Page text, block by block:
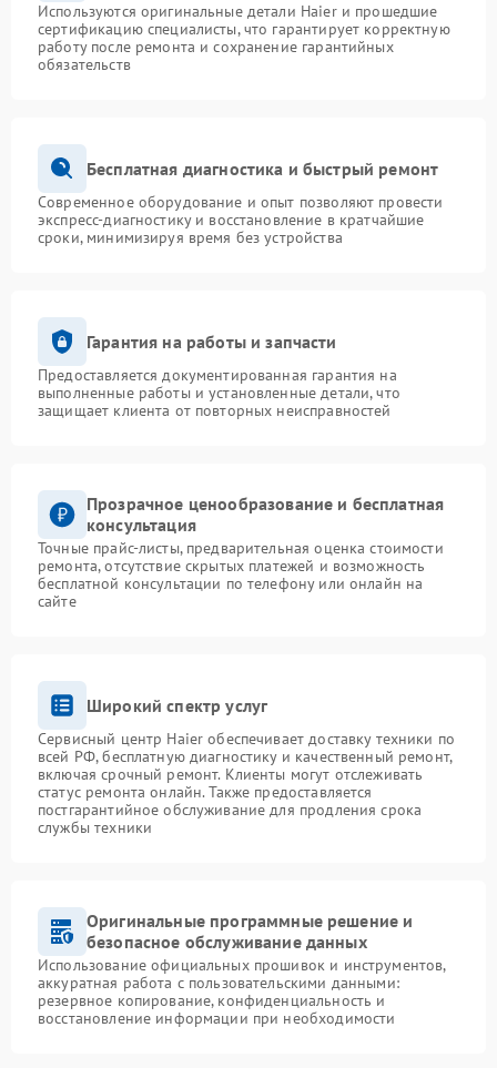
Используются оригинальные детали Haier и прошедшие
сертификацию специалисты, что гарантирует корректную
работу после ремонта и сохранение гарантийных
обязательств
Бесплатная диагностика и быстрый ремонт
Современное оборудование и опыт позволяют провести
экспресс-диагностику и восстановление в кратчайшие
сроки, минимизируя время без устройства
Гарантия на работы и запчасти
Предоставляется документированная гарантия на
выполненные работы и установленные детали, что
защищает клиента от повторных неисправностей
Прозрачное ценообразование и бесплатная
консультация
Точные прайс-листы, предварительная оценка стоимости
ремонта, отсутствие скрытых платежей и возможность
бесплатной консультации по телефону или онлайн на
сайте
Широкий спектр услуг
Сервисный центр Haier обеспечивает доставку техники по
всей РФ, бесплатную диагностику и качественный ремонт,
включая срочный ремонт. Клиенты могут отслеживать
статус ремонта онлайн. Также предоставляется
постгарантийное обслуживание для продления срока
службы техники
Оригинальные программные решение и
безопасное обслуживание данных
Использование официальных прошивок и инструментов,
аккуратная работа с пользовательскими данными:
резервное копирование, конфиденциальность и
восстановление информации при необходимости